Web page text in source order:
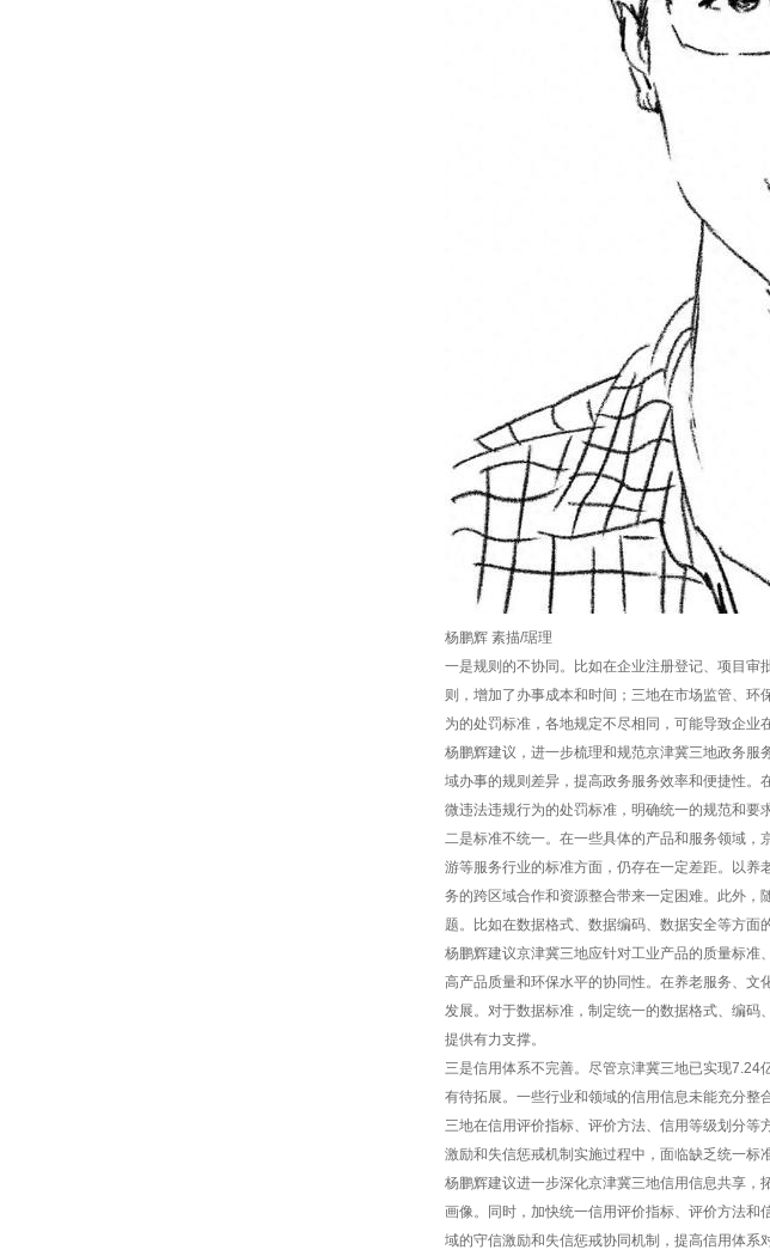
杨鹏辉 素描/琚理
一是规则的不协同。比如在企业注册登记、项目
则，增加了办事成本和时间；三地在市场监管、
为的处罚标准，各地规定不尽相同，可能导致企业
杨鹏辉建议，进一步梳理和规范京津冀三地政务
域办事的规则差异，提高政务服务效率和便捷性
微违法违规行为的处罚标准，明确统一的规范和要
二是标准不统一。在一些具体的产品和服务领域
游等服务行业的标准方面，仍存在一定差距。以
务的跨区域合作和资源整合带来一定困难。此外，
题。比如在数据格式、数据编码、数据安全等方面
杨鹏辉建议京津冀三地应针对工业产品的质量标
高产品质量和环保水平的协同性。在养老服务、文
发展。对于数据标准，制定统一的数据格式、编
提供有力支撑。
三是信用体系不完善。尽管京津冀三地已实现7.24
有待拓展。一些行业和领域的信用信息未能充分
三地在信用评价指标、评价方法、信用等级划分
激励和失信惩戒机制实施过程中，面临缺乏统一标
杨鹏辉建议进一步深化京津冀三地信用信息共享，
画像。同时，加快统一信用评价指标、评价方法
域的守信激励和失信惩戒协同机制，提高信用体系